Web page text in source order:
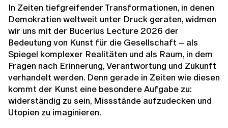
In Zeiten tiefgreifender Transformationen, in denen
Demokratien weltweit unter Druck geraten, widmen
wir uns mit der Bucerius Lecture 2026 der
Bedeutung von Kunst für die Gesellschaft – als
Spiegel komplexer Realitäten und als Raum, in dem
Fragen nach Erinnerung, Verantwortung und Zukunft
verhandelt werden. Denn gerade in Zeiten wie diesen
kommt der Kunst eine besondere Aufgabe zu:
widerständig zu sein, Missstände aufzudecken und
Utopien zu imaginieren.